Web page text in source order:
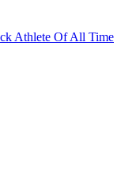
Athlete Of All Time